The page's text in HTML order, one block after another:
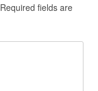
Required fields are